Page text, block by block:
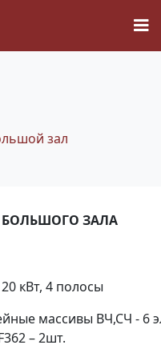
тур
зал
ЗАЛА
кВт, 4 полосы
массивы ВЧ,СЧ - 6
– 2шт.